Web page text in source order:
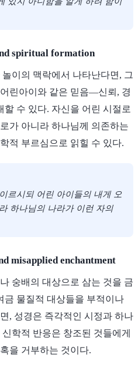
spiritual formation
이의 맥락에서 나타난다면, 그
린아이와 같은 믿음—신뢰, 경
수 있다. 자신을 어린 시절로
가 아니라 하나님께 의존하는
적 부르심으로 읽힐 수 있다.
르시되 어린 아이들의 내게 오
하나님의 나라가 이런 자의
misapplied enchantment
숭배의 대상으로 삼는 것을 금
금 물질적 대상들을 부적이나
, 성경은 즉각적인 시정과 하나
학적 반응은 창조된 것들에게
을 거부하는 것이다.